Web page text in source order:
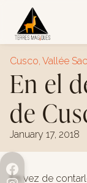
Cusco, Vallée
En el
de
January 17, 2018
En vez de